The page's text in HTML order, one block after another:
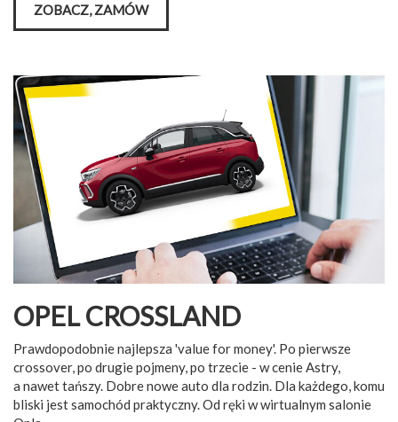
ZOBACZ, ZAMÓW
OPEL CROSSLAND
Prawdopodobnie najlepsza 'value for money'. Po pierwsze
crossover, po drugie pojmeny, po trzecie - w cenie Astry,
a nawet tańszy. Dobre nowe auto dla rodzin. Dla każdego, komu
bliski jest samochód praktyczny. Od ręki w wirtualnym salonie